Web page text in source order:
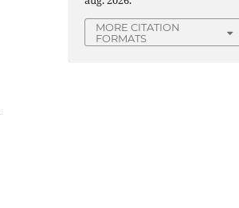
MORE CITATION
FORMATS